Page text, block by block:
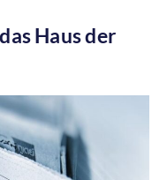
Haus der